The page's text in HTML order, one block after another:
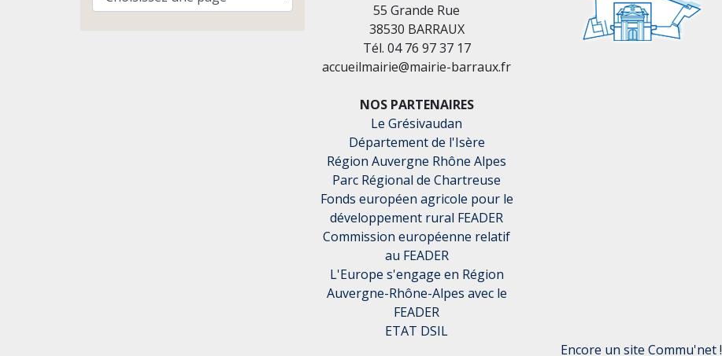
55 Grande Rue
38530 BARRAUX
Tél. 04 76 97 37 17
accueilmairie@mairie-barraux.fr
NOS PARTENAIRES
Le Grésivaudan
Département de l'Isère
Région Auvergne Rhône Alpes
Parc Régional de Chartreuse
Fonds européen agricole pour le
développement rural FEADER
Commission européenne relatif
au FEADER
L'Europe s'engage en Région
Auvergne-Rhône-Alpes avec le
FEADER
ETAT DSIL
Encore un site Commu'net !